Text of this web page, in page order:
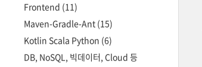
Frontend (11)
Maven-Gradle-Ant (15)
Kotlin Scala Python (6)
DB, NoSQL, 빅데이터, Cloud 등